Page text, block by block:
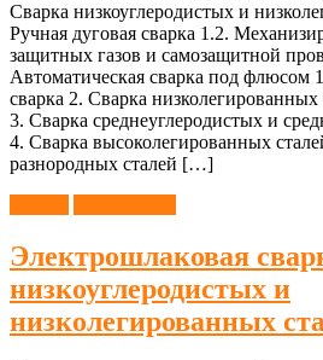
Сварка низкоуглеродистых и
Ручная дуговая сварка 1.2.
защитных газов и самозащитной
Автоматическая сварка под флюсом
сварка 2. Сварка
3. Сварка среднеуглеродистых и
4. Сварка высоколегированных
разнородных сталей […]
Электрошлаковая
низкоуглеродистых и
низколегированных